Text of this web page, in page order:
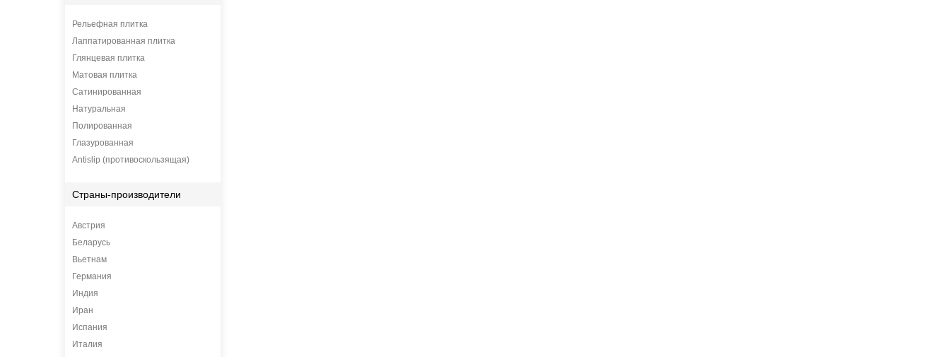
Рельефная плитка
Лаппатированная плитка
Глянцевая плитка
Матовая плитка
Сатинированная
Натуральная
Полированная
Глазурованная
Antislip (противоскользящая)
Страны-производители
Австрия
Беларусь
Вьетнам
Германия
Индия
Иран
Испания
Италия